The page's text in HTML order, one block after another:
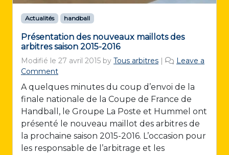
Actualités handball
Présentation des nouveaux maillots des
arbitres saison 2015-2016
Modifié le 27 avril 2015 by Tous arbitres |
Leave a
Comment
A quelques minutes du coup d’envoi de la
finale nationale de la Coupe de France de
Handball, le Groupe La Poste et Hummel ont
présenté le nouveau maillot des arbitres de
la prochaine saison 2015-2016. L’occasion pour
les responsable de l’arbitrage et les